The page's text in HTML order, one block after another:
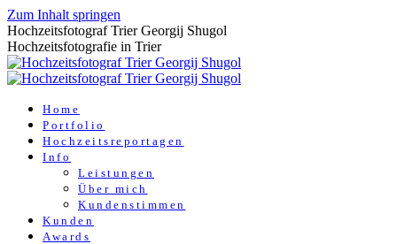
Zum Inhalt springen
Hochzeitsfotograf Trier Georgij Shugol
Hochzeitsfotografie in Trier
Home
Portfolio
Hochzeitsreportagen
Info
Leistungen
Über mich
Kundenstimmen
Kunden
Awards